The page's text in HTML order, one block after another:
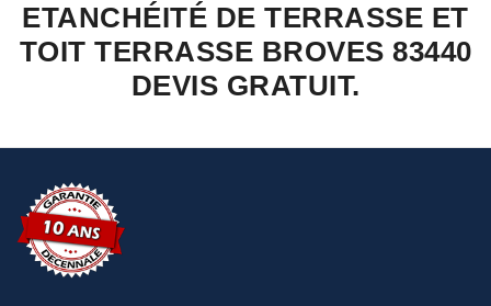
ETANCHÉITÉ DE TERRASSE ET
TOIT TERRASSE BROVES 83440
DEVIS GRATUIT.